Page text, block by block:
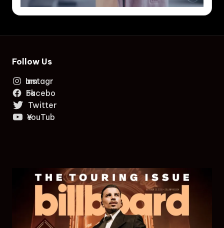
Follow Us
Instagram
Facebook
Twitter
YouTube